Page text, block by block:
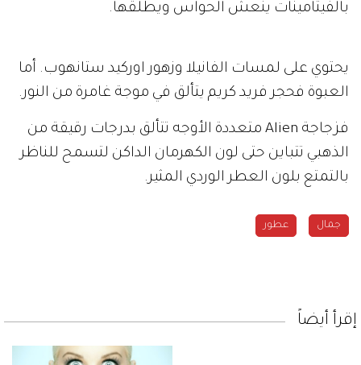
بالفيتامينات ينعش الحواس ويطلقها.
يحتوي على لمسات الفانيلا وزهور اوركيد ستانهوب. أما
العبوة فحجر فريد كريم يتألق في موجة غامرة من النور.
فزجاجة Alien متعددة الأوجه تتألق بدرجات رقيقة من
الذهبي تتباين حتى لون الكهرمان الداكن لتسمح للناظر
بالتمتع بلون العطر الوردي المثير.
جمال عطور
إقرأ أيضاً